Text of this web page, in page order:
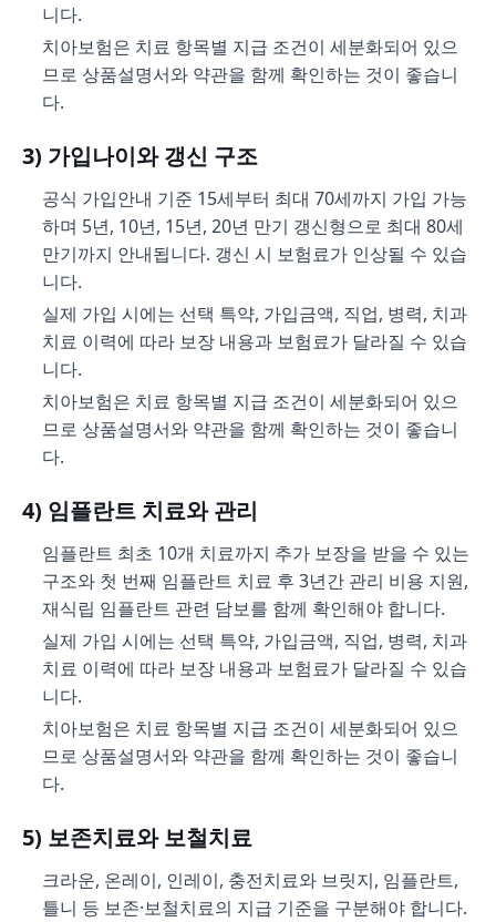
니다.
치아보험은 치료 항목별 지급 조건이 세분화되어 있으
므로 상품설명서와 약관을 함께 확인하는 것이 좋습니
다.
3) 가입나이와 갱신 구조
공식 가입안내 기준 15세부터 최대 70세까지 가입 가능
하며 5년, 10년, 15년, 20년 만기 갱신형으로 최대 80세
만기까지 안내됩니다. 갱신 시 보험료가 인상될 수 있습
니다.
실제 가입 시에는 선택 특약, 가입금액, 직업, 병력, 치과
치료 이력에 따라 보장 내용과 보험료가 달라질 수 있습
니다.
치아보험은 치료 항목별 지급 조건이 세분화되어 있으
므로 상품설명서와 약관을 함께 확인하는 것이 좋습니
다.
4) 임플란트 치료와 관리
임플란트 최초 10개 치료까지 추가 보장을 받을 수 있는
구조와 첫 번째 임플란트 치료 후 3년간 관리 비용 지원,
재식립 임플란트 관련 담보를 함께 확인해야 합니다.
실제 가입 시에는 선택 특약, 가입금액, 직업, 병력, 치과
치료 이력에 따라 보장 내용과 보험료가 달라질 수 있습
니다.
치아보험은 치료 항목별 지급 조건이 세분화되어 있으
므로 상품설명서와 약관을 함께 확인하는 것이 좋습니
다.
5) 보존치료와 보철치료
크라운, 온레이, 인레이, 충전치료와 브릿지, 임플란트,
틀니 등 보존·보철치료의 지급 기준을 구분해야 합니다.